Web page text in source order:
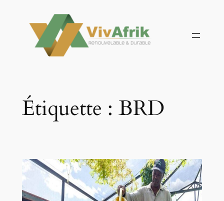
contenu
Étiquette : BRD